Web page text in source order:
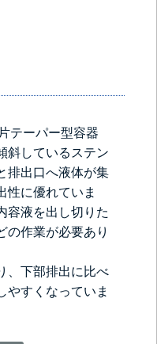
テーパー型容器
斜しているステン
排出口へ液体が集
性に優れていま
容液を出し切りた
の作業が必要あり
、下部排出に比べ
やすくなっていま